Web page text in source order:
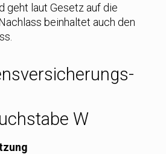
geht laut Gesetz auf die
beinhaltet auch den
W